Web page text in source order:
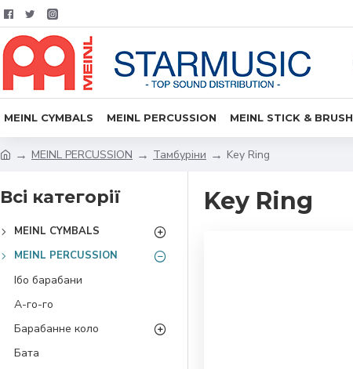
MEINL CYMBALS MEINL PERCUSSION MEINL STICK & BRUSH
MEINL PERCUSSION Тамбуріни Key Ring
Всі категорії
MEINL CYMBALS
MEINL PERCUSSION
Ібо барабани
А-го-го
Барабанне коло
Бата
Key Ring